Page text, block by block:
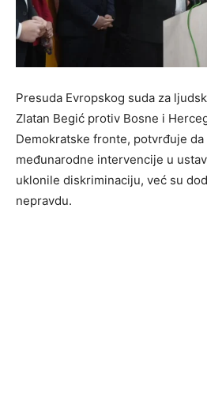
Presuda Evropskog suda za
Zlatan Begić protiv Bosne i
Demokratske fronte, potvrđuje da
međunarodne intervencije u
uklonile diskriminaciju, već su
nepravdu.